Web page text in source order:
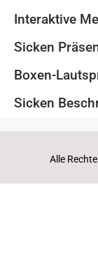
Interaktive
Sicken
Boxen-
Sicken
Alle